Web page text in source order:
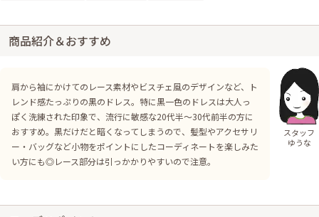
商品紹介＆おすすめ
肩から袖にかけてのレース素材やビスチェ風のデザインなど、ト
レンド感たっぷりの黒のドレス。特に黒一色のドレスは大人っ
ぽく洗練された印象で、流行に敏感な20代半～30代前半の方に
おすすめ。黒だけだと暗くなってしまうので、髪型やアクセサリ
ー・バッグなど小物をポイントにしたコーディネートを楽しみた
い方にも◎レース部分は引っかかりやすいので注意。
スタッフ
ゆうな